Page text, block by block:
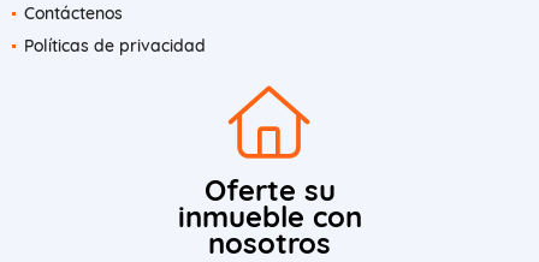
Contáctenos
Políticas de privacidad
Oferte su
inmueble con
nosotros